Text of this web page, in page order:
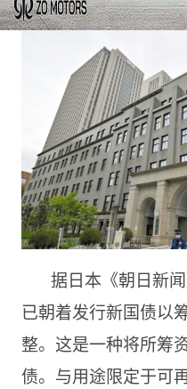
据日本《朝日新
已朝着发行新国债以
整。这是一种将所筹
债。与用途限定于可